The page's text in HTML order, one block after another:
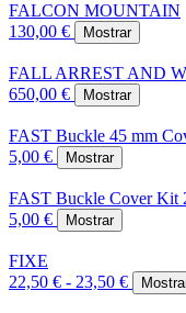
FALCON MOUNTAIN
130,00 €
Mostrar
FALL ARREST AND
650,00 €
Mostrar
FAST Buckle 45 mm
5,00 €
Mostrar
FAST Buckle Cover Kit
5,00 €
Mostrar
FIXE
22,50 € - 23,50 €